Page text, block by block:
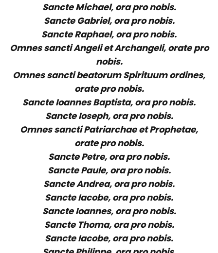
Sancte Michael, ora pro nobis.
Sancte Gabriel, ora pro nobis.
Sancte Raphael, ora pro nobis.
Omnes sancti Angeli et Archangeli, orate pro
nobis.
Omnes sancti beatorum Spirituum ordines,
orate pro nobis.
Sancte Ioannes Baptista, ora pro nobis.
Sancte Ioseph, ora pro nobis.
Omnes sancti Patriarchae et Prophetae,
orate pro nobis.
Sancte Petre, ora pro nobis.
Sancte Paule, ora pro nobis.
Sancte Andrea, ora pro nobis.
Sancte Iacobe, ora pro nobis.
Sancte Ioannes, ora pro nobis.
Sancte Thoma, ora pro nobis.
Sancte Iacobe, ora pro nobis.